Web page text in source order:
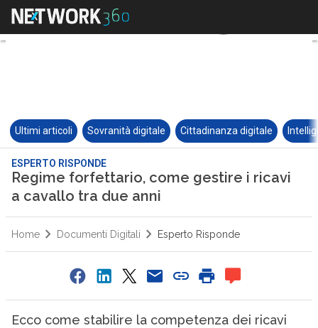
Ultimi articoli Sovranità digitale Cittadinanza digitale
ESPERTO RISPONDE
Regime forfettario, come gestire i ricavi
a cavallo tra due anni
Home Documenti Digitali Esperto Risponde
Ecco come stabilire la competenza dei ricavi